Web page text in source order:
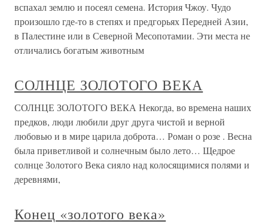
вспахал землю и посеял семена. История Чжоу. Чудо
произошло где-то в степях и предгорьях Передней Азии,
в Палестине или в Северной Месопотамии. Эти места не
отличались богатым животным
СОЛНЦЕ ЗОЛОТОГО ВЕКА
СОЛНЦЕ ЗОЛОТОГО ВЕКА Некогда, во времена наших
предков, люди любили друг друга чистой и верной
любовью и в мире царила доброта… Роман о розе . Весна
была приветливой и солнечным было лето… Щедрое
солнце Золотого Века сияло над колосящимися полями и
деревнями,
Конец «золотого века»